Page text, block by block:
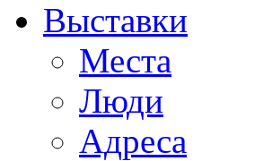
Выставки
Места
Люди
Адреса